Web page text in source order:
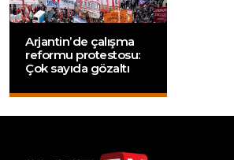
Arjantin’de çalışma
reformu protestosu:
Çok sayıda gözaltı